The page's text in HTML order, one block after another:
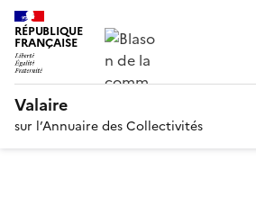
RÉPUBLIQUE
FRANÇAISE
Valaire
sur l’Annuaire des Collectivités